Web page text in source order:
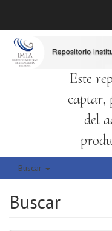
Este
captar,
del
Buscar
Buscar